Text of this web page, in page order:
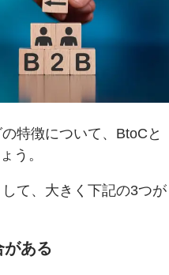
特徴について、BtoCと
う。
て、大きく下記の3つが
ある